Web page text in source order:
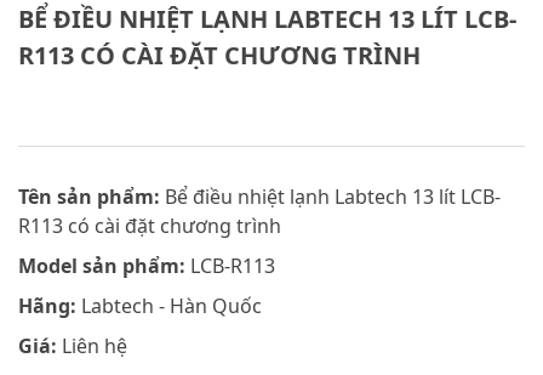
BỂ ĐIỀU NHIỆT LẠNH LABTECH 13 LÍT LCB-
R113 CÓ CÀI ĐẶT CHƯƠNG TRÌNH
Tên sản phẩm: Bể điều nhiệt lạnh Labtech 13 lít LCB-
R113 có cài đặt chương trình
Model sản phẩm: LCB-R113
Hãng: Labtech - Hàn Quốc
Giá: Liên hệ